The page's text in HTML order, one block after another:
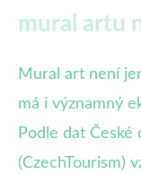
mural artu
Mural art není
má i významný
Podle dat
(CzechTourism)